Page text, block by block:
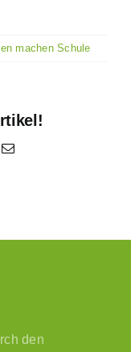
machen Schule
E-
den